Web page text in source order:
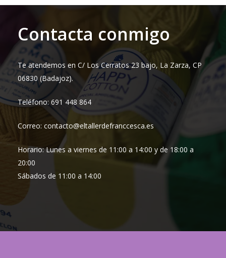
Contacta conmigo
Te atendemos en C/ Los Cerratos 23 bajo, La Zarza, CP
06830 (Badajoz).
Teléfono: 691 448 864
Correo: contacto@eltallerdefranccesca.es
Horario: Lunes a viernes de 11:00 a 14:00 y de 18:00 a
20:00
Sábados de 11:00 a 14:00